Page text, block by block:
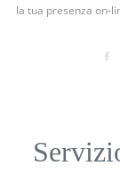
la tua presenza on-